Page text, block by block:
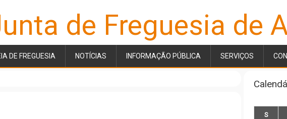
de Freguesia de
DE FREGUESIA NOTÍCIAS INFORMAÇÃO PÚBLICA SERVIÇOS
S